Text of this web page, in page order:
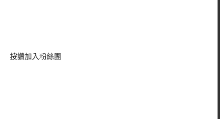
按讚加入粉絲團